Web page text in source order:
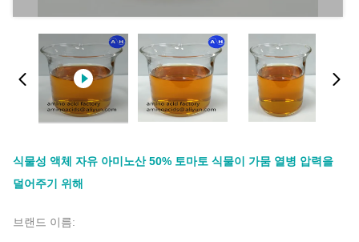
식물성 액체 자유 아미노산 50% 토마토 식물이 가뭄 열병 압력을
덜어주기 위해
브랜드 이름: